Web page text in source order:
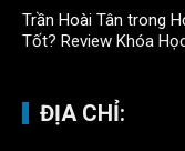
Trần Hoài Tân trong
Tốt? Review Khóa
ĐỊA CHỈ: